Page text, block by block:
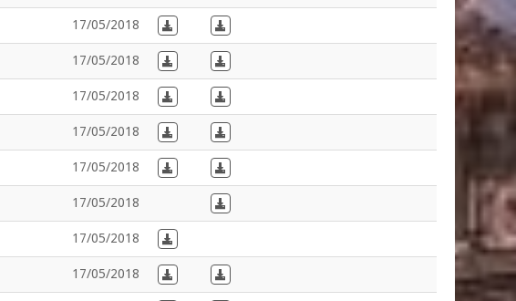
17/05/2018 Download in FrenchDownload in Dutch
17/05/2018 Download in FrenchDownload in Dutch
17/05/2018 Download in FrenchDownload in Dutch
17/05/2018 Download in FrenchDownload in Dutch
17/05/2018 Download in FrenchDownload in Dutch
17/05/2018 Download in Dutch
17/05/2018 Download in French
17/05/2018 Download in FrenchDownload in Dutch